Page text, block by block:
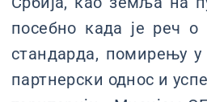
посебно када је реч
стандарда, помирењу
партнерски однос и